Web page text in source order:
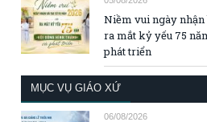
Niềm vui ngày
ra mắt kỷ yếu 75
phát triển
MỤC VỤ GIÁO XỨ
06/08/2026